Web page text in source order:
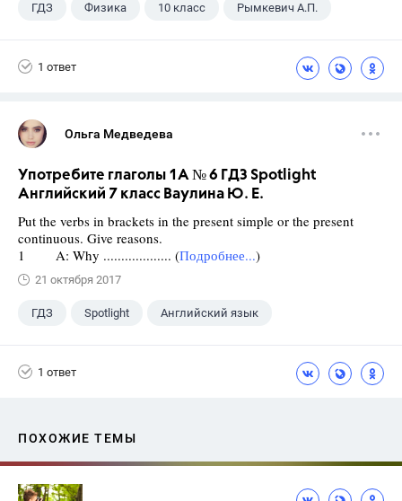
ГДЗ Физика 10 класс Рымкевич А.П.
1 ответ
Ольга Медведева
Употребите глаголы 1A № 6 ГДЗ Spotlight
Английский 7 класс Ваулина Ю. Е.
Put the verbs in brackets in the present simple or the present
continuous. Give reasons.
1 A: Why ................... (Подробнее...)
21 октября 2017
ГДЗ Spotlight Английский язык
1 ответ
ПОХОЖИЕ ТЕМЫ